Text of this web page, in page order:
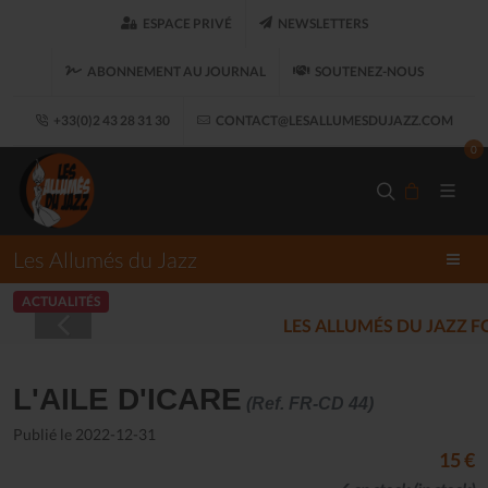
ESPACE PRIVÉ NEWSLETTERS
ABONNEMENT AU JOURNAL SOUTENEZ-NOUS
+33(0)2 43 28 31 30 CONTACT@LESALLUMESDUJAZZ.COM
0
Les Allumés du Jazz
ACTUALITÉS
LES ALLUMÉS DU JAZZ FONT SALON, LE
L'AILE D'ICARE (Ref. FR-CD 44)
Publié le 2022-12-31
15 €